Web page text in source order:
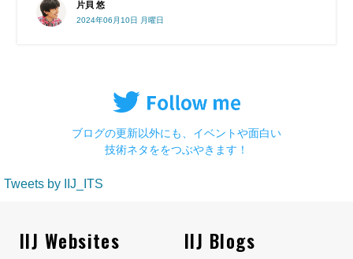
片貝 悠
2024年06月10日 月曜日
ブログの更新以外にも、イベントや面白い
技術ネタををつぶやきます！
Tweets by IIJ_ITS
IIJ Websites IIJ Blogs